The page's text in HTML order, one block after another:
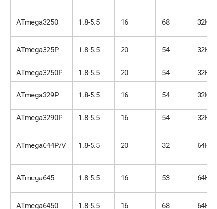
ATmega3250 1.8-5.5 16 68 32K
ATmega325P 1.8-5.5 20 54 32K
ATmega3250P 1.8-5.5 20 54 32K
ATmega329P 1.8-5.5 16 54 32K
ATmega3290P 1.8-5.5 16 54 32K
ATmega644P/V 1.8-5.5 20 32 64K
ATmega645 1.8-5.5 16 53 64K
ATmega6450 1.8-5.5 16 68 64K